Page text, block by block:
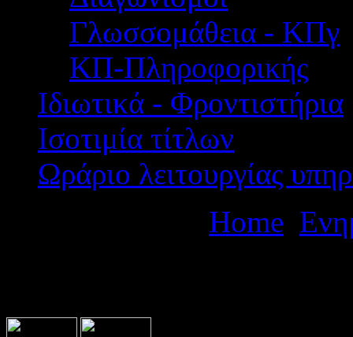
Γλωσσομάθεια - ΚΠγ
ΚΠ-Πληροφορικής
Ιδιωτικά - Φροντιστήρια
Ισοτιμία τίτλων
Ωράριο λειτουργίας
Home